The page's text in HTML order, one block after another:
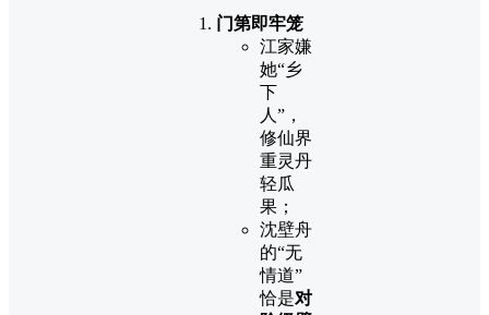
门第即牢笼
江家嫌
她“乡
下
人”，
修仙界
重灵丹
轻瓜
果；
沈壁舟
的“无
情道”
恰是对